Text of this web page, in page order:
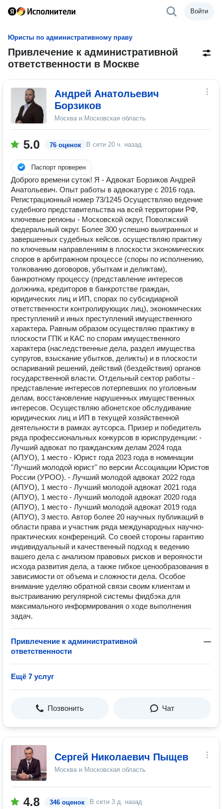
Войти
Юристы по административному праву
Привлечение к административной
ответственности в Москве
Андрей Анатольевич
Борзиков
Москва и Московская область
5.0 76 оценок В сети 20 ч. назад
Паспорт проверен
Доброго времени суток! Я - Адвокат Борзиков Андрей
Анатольевич. Опыт работы в адвокатуре с 2016 года.
Регистрационный номер 73/1245 Осуществляю ведение
судебного представительства на всей территории РФ,
ключевые регионы - Московской округ, Поволжский
федеральный округ. Более 300 успешно выигранных и
завершенных судебных кейсов. осуществляю практику
по ключевым направлениям в плоскости экономических
споров в арбитражном процессе (споры по исполнению,
толкованию договоров, убыткам и деликтам),
банкротному процессу (представление интересов
должника, кредиторов в банкротстве граждан,
юридических лиц и ИП, спорах по субсидиарной
ответственности контролирующих лиц), экономических
преступлений и иных преступлений имущественного
характера. Равным образом осуществляю практику в
плоскости ГПК и КАС по спорам имущественного
характера (наследственные дела, раздел имущества
супругов, взыскание убытков, деликты) и в плоскости
оспариваний решений, действий (бездействия) органов
государственной власти. Отдельный сектор работы -
представление интересов потерпевших по уголовным
делам, восстановление нарушенных имущественных
интересов. Осуществляю абонетское обслудивание
юридических лиц и ИП в текущей хозяйственной
деятельности в рамках аутсорса. Призер и победитель
ряда профессиональных конкурсов в юриспруденции: -
Лучший адвокат по гражданским делам 2024 года
(АПУО), 1 место - Юрист года 2023 года в номинации
"Лучший молодой юрист" по версии Ассоциации Юристов
России (УРОО). - Лучший молодой адвокат 2022 года
(АПУО), 1 место - Лучший молодой адвокат 2021 года
(АПУО), 1 место - Лучший молодой адвокат 2020 года
(АПУО), 1 место - Лучший молодой адвокат 2019 года
(АПУО), 3 место. Автор более 20 научных публикаций в
области права и участник ряда международных научно-
практических конференций. Со своей стороны гарантию
индивидуальный и качественный подход к ведению
вашего дела с анализом правовых рисков и верояности
исхода развития дела, а также гибкое ценообразования в
зависимости от объема и сложности дела. Особое
внимание уделяю обратной связи своим клиентам и
выстраиванию регулярной системы фидбэка для
максимального информирования о ходе выполнения
задач.
Привлечение к административной
ответственности
—
Ещё 7 услуг
Позвонить Чат
Сергей Николаевич Пыщев
Москва и Московская область
4.8 346 оценок В сети 3 д. назад